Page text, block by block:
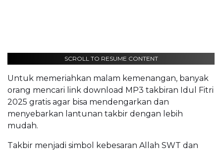
SCROLL TO RESUME CONTENT
Untuk memeriahkan malam kemenangan, banyak
orang mencari link download MP3 takbiran Idul Fitri
2025 gratis agar bisa mendengarkan dan
menyebarkan lantunan takbir dengan lebih
mudah.
Takbir menjadi simbol kebesaran Allah SWT dan